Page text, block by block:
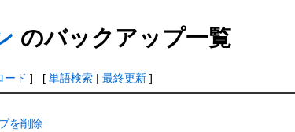
のバックアップ一覧
ード ] [ 単語検索| 最終更新]
を削除